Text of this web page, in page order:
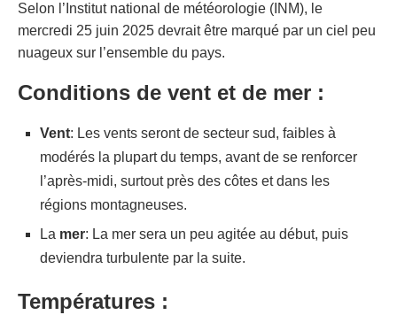
Selon l’Institut national de météorologie (INM), le
mercredi 25 juin 2025 devrait être marqué par un ciel peu
nuageux sur l’ensemble du pays.
Conditions de vent et de mer :
Vent: Les vents seront de secteur sud, faibles à
modérés la plupart du temps, avant de se renforcer
l’après-midi, surtout près des côtes et dans les
régions montagneuses.
La mer: La mer sera un peu agitée au début, puis
deviendra turbulente par la suite.
Températures :